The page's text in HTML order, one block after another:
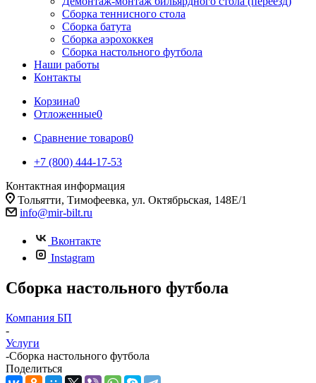
Сборка теннисного стола
Сборка батута
Сборка аэрохоккея
Сборка настольного футбола
Наши работы
Контакты
Корзина0
Отложенные0
Сравнение товаров0
+7 (800) 444-17-53
Контактная информация
Тольятти, Тимофеевка, ул. Октябрьская, 148Е/1
info@mir-bilt.ru
Вконтакте
Instagram
Сборка настольного футбола
Компания БП
-
Услуги
-Сборка настольного футбола
Поделиться